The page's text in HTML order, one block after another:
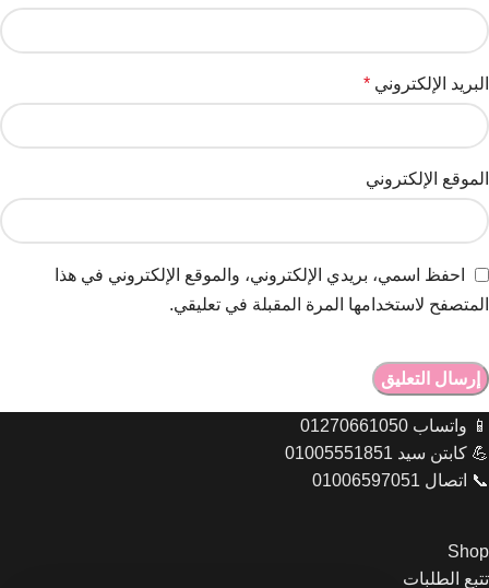
البريد الإلكتروني *
الموقع الإلكتروني
احفظ اسمي، بريدي الإلكتروني، والموقع الإلكتروني في هذا
المتصفح لاستخدامها المرة المقبلة في تعليقي.
📱 واتساب 01270661050
💪 كابتن سيد 01005551851
📞 اتصال 01006597051
Shop
تتبع الطلبات